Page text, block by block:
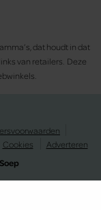
dat houdt in dat
van retailers. Deze
Cookies
Adverteren